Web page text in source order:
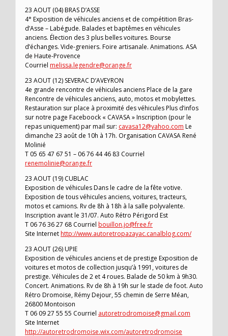
23 AOUT (04) BRAS D’ASSE
4° Exposition de véhicules anciens et de compétition Bras-
d’Asse – Labégude. Balades et baptêmes en véhicules
anciens. Élection des 3 plus belles voitures. Bourse
d’échanges. Vide-greniers. Foire artisanale. Animations. ASA
de Haute-Provence
Courriel melissa.legendre@orange.fr
23 AOUT (12) SEVERAC D’AVEYRON
4e grande rencontre de véhicules anciens Place de la gare
Rencontre de véhicules anciens, auto, motos et mobylettes.
Restauration sur place à proximité des véhicules Plus d’infos
sur notre page Faceboock « CAVASA » Inscription (pour le
repas uniquement) par mail sur: cavasa12@yahoo.com Le
dimanche 23 août de 10h à 17h. Organisation CAVASA René
Molinié
T 05 65 47 67 51 – 06 76 44 46 83 Courriel
renemolinie@orange.fr
23 AOUT (19) CUBLAC
Exposition de véhicules Dans le cadre de la fête votive.
Exposition de tous véhicules anciens, voitures, tracteurs,
motos et camions. Rv de 8h à 18h à la salle polyvalente.
Inscription avant le 31/07. Auto Rétro Périgord Est
T 06 76 36 27 68 Courriel bouillon.jo@free.fr
Site Internethttp://www.autoretropazayac.canalblog.com/
23 AOUT (26) UPIE
Exposition de véhicules anciens et de prestige Exposition de
voitures et motos de collection jusqu’à 1991, voitures de
prestige. Véhicules de 2 et 4 roues. Balade de 50 km à 9h30.
Concert. Animations. Rv de 8h à 19h sur le stade de foot. Auto
Rétro Dromoise, Rémy Dejour, 55 chemin de Serre Méan,
26800 Montoison
T 06 09 27 55 55 Courriel autoretrodromoise@gmail.com
Site Internet
http://autoretrodromoise.wix.com/autoretrodromoise